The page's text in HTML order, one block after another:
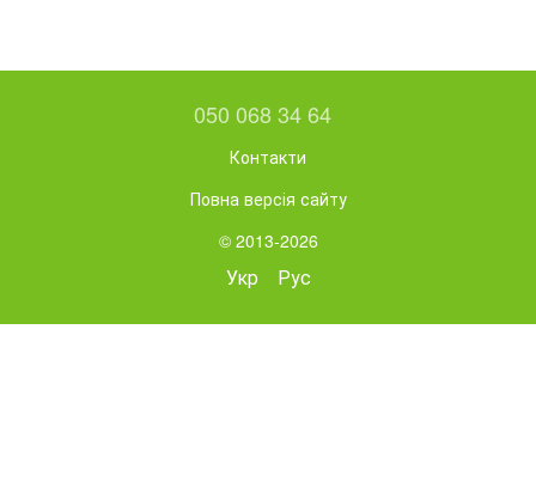
050 068 34 64
Контакти
Повна версія сайту
© 2013-2026
Укр Рус